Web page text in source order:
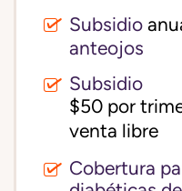
Subsidio
anteojos
Subsidio
$50 por
venta libre
Cobertura